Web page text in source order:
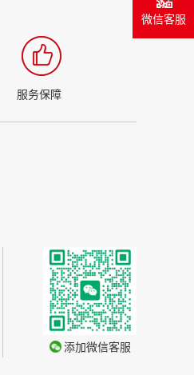
服务保障
添加微信客服
微信客服